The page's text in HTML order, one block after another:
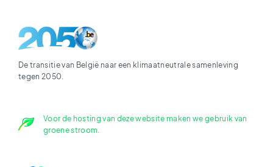
De transitie van België naar een klimaatneutrale samenleving
tegen 2050.
Voor de hosting van deze website maken we gebruik van
groene stroom.